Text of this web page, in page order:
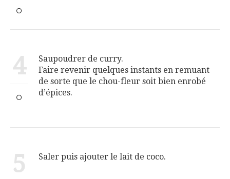
4
Saupoudrer de curry.
Faire revenir quelques instants en remuant
de sorte que le chou-fleur soit bien enrobé
d’épices.
5 Saler puis ajouter le lait de coco.